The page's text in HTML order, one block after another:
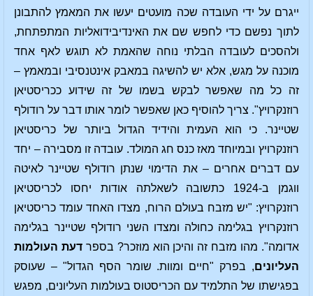
ייגרם על ידי העובדה שכה מועטים יעשו את המאמץ להתבונן
לתוך נפשם כדי לחפש שם את האינדיבידואליות המתפתחת,
ולהסכים לעובדה הבלתי נוחה שהאמת לא תוגש לאף אחד
מוכנה על מגש, אלא יש להשיגה במאבק אינטנסיבי ובמאמץ –
זה כל מה שאפשר לבקש בשמו של זה שידוע ככריסטיאן
רוזנקרויץ". צריך להוסיף כאן שאפשר לומר אותו דבר על רודולף
שטיינר. כי הוא העמית והידיד הגדול ביותר של כריסטיאן
רוזנקרויץ ובמיוחד מאז כנס חג המולד. עובדה זו מסבירה – יחד
עם דברים אחרים – את הדימוי שנתן רודולף שטיינר לאיטה
ווגמן ב-1924 כתשובה לשאלתה אודות יחסו לכריסטיאן
רוזנקרויץ: "יש מזבח בעולם הרוח, מצדו האחד עומד כריסטיאן
רוזנקרויץ בגלימה כחולה ומצדו השני רודולף שטיינר בגלימה
אדומה". מהו מזבח זה והיכן הוא מוזכר? בספר דעת העולמות
העליונים, בפרק "חיים ומוות. שומר הסף הגדול" – שעוסק
בפגישתו של התלמיד עם הכריסטוס בעולמות העליונים, מפגש